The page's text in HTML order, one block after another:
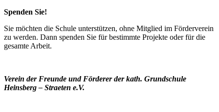
Spenden Sie!
Sie möchten die Schule unterstützen, ohne Mitglied im Förderverein
zu werden. Dann spenden Sie für bestimmte Projekte oder für die
gesamte Arbeit.
Verein der Freunde und Förderer der kath. Grundschule
Heinsberg – Straeten e.V.